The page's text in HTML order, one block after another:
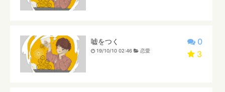
0
3
嘘をつく
19/10/10 02:46 恋愛